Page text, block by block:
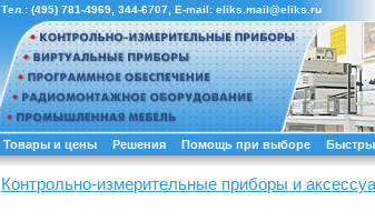
Тел.: (495) 781-4969 344-6707 , E-mail: eliks.mail@eliks.ru
Товары и цены Решения Помощь при выборе
Контрольно-измерительные приборы и